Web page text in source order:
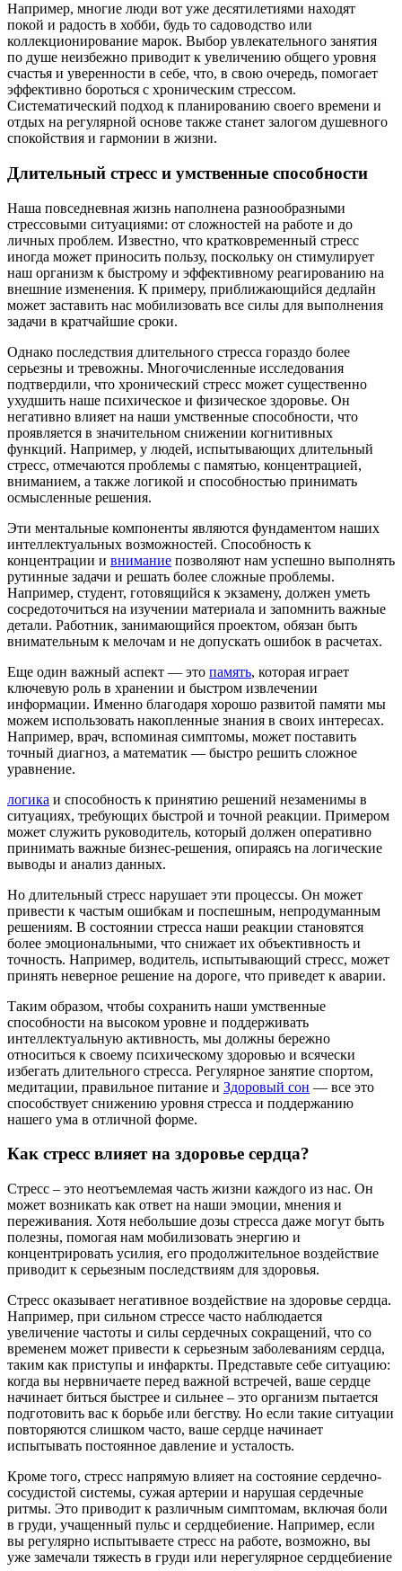
Например, многие люди вот уже десятилетиями находят
покой и радость в хобби, будь то садоводство или
коллекционирование марок. Выбор увлекательного занятия
по душе неизбежно приводит к увеличению общего уровня
счастья и уверенности в себе, что, в свою очередь, помогает
эффективно бороться с хроническим стрессом.
Систематический подход к планированию своего времени и
отдых на регулярной основе также станет залогом душевного
спокойствия и гармонии в жизни.
Длительный стресс и умственные способности
Наша повседневная жизнь наполнена разнообразными
стрессовыми ситуациями: от сложностей на работе и до
личных проблем. Известно, что кратковременный стресс
иногда может приносить пользу, поскольку он стимулирует
наш организм к быстрому и эффективному реагированию на
внешние изменения. К примеру, приближающийся дедлайн
может заставить нас мобилизовать все силы для выполнения
задачи в кратчайшие сроки.
Однако последствия длительного стресса гораздо более
серьезны и тревожны. Многочисленные исследования
подтвердили, что хронический стресс может существенно
ухудшить наше психическое и физическое здоровье. Он
негативно влияет на наши умственные способности, что
проявляется в значительном снижении когнитивных
функций. Например, у людей, испытывающих длительный
стресс, отмечаются проблемы с памятью, концентрацией,
вниманием, а также логикой и способностью принимать
осмысленные решения.
Эти ментальные компоненты являются фундаментом наших
интеллектуальных возможностей. Способность к
концентрации и внимание позволяют нам успешно выполнять
рутинные задачи и решать более сложные проблемы.
Например, студент, готовящийся к экзамену, должен уметь
сосредоточиться на изучении материала и запомнить важные
детали. Работник, занимающийся проектом, обязан быть
внимательным к мелочам и не допускать ошибок в расчетах.
Еще один важный аспект — это память, которая играет
ключевую роль в хранении и быстром извлечении
информации. Именно благодаря хорошо развитой памяти мы
можем использовать накопленные знания в своих интересах.
Например, врач, вспоминая симптомы, может поставить
точный диагноз, а математик — быстро решить сложное
уравнение.
логика и способность к принятию решений незаменимы в
ситуациях, требующих быстрой и точной реакции. Примером
может служить руководитель, который должен оперативно
принимать важные бизнес-решения, опираясь на логические
выводы и анализ данных.
Но длительный стресс нарушает эти процессы. Он может
привести к частым ошибкам и поспешным, непродуманным
решениям. В состоянии стресса наши реакции становятся
более эмоциональными, что снижает их объективность и
точность. Например, водитель, испытывающий стресс, может
принять неверное решение на дороге, что приведет к аварии.
Таким образом, чтобы сохранить наши умственные
способности на высоком уровне и поддерживать
интеллектуальную активность, мы должны бережно
относиться к своему психическому здоровью и всячески
избегать длительного стресса. Регулярное занятие спортом,
медитации, правильное питание и Здоровый сон — все это
способствует снижению уровня стресса и поддержанию
нашего ума в отличной форме.
Как стресс влияет на здоровье сердца?
Стресс – это неотъемлемая часть жизни каждого из нас. Он
может возникать как ответ на наши эмоции, мнения и
переживания. Хотя небольшие дозы стресса даже могут быть
полезны, помогая нам мобилизовать энергию и
концентрировать усилия, его продолжительное воздействие
приводит к серьезным последствиям для здоровья.
Стресс оказывает негативное воздействие на здоровье сердца.
Например, при сильном стрессе часто наблюдается
увеличение частоты и силы сердечных сокращений, что со
временем может привести к серьезным заболеваниям сердца,
таким как приступы и инфаркты. Представьте себе ситуацию:
когда вы нервничаете перед важной встречей, ваше сердце
начинает биться быстрее и сильнее – это организм пытается
подготовить вас к борьбе или бегству. Но если такие ситуации
повторяются слишком часто, ваше сердце начинает
испытывать постоянное давление и усталость.
Кроме того, стресс напрямую влияет на состояние сердечно-
сосудистой системы, сужая артерии и нарушая сердечные
ритмы. Это приводит к различным симптомам, включая боли
в груди, учащенный пульс и сердцебиение. Например, если
вы регулярно испытываете стресс на работе, возможно, вы
уже замечали тяжесть в груди или нерегулярное сердцебиение